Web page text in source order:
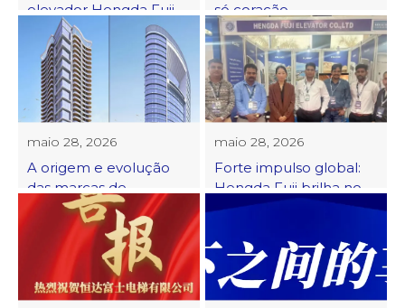
elevador Hengda Fuji
foi aprovado como
uma nova empresa
especializada e
especial na província
de Zhejiang
só coração,
caminhando para o
futuro 丨 2024 Hengda
Fuji Elevator Global
Marketing Elites
Conference foi
maio 28, 2026
A origem e evolução
das marcas de
elevadores “Fuji” na
maio 28, 2026
Forte impulso global:
Hengda Fuji brilha no
2024 Bangladesh